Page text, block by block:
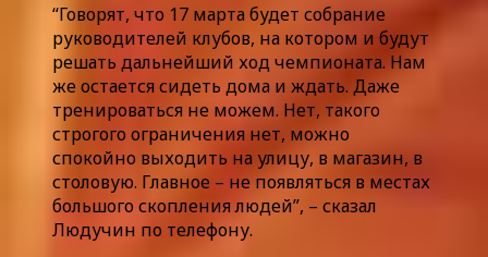
“Говорят, что 17 марта будет собрание
руководителей клубов, на котором и будут
решать дальнейший ход чемпионата. Нам
же остается сидеть дома и ждать. Даже
тренироваться не можем. Нет, такого
строгого ограничения нет, можно
спокойно выходить на улицу, в магазин, в
столовую. Главное – не появляться в местах
большого скопления людей”, – сказал
Людучин по телефону.